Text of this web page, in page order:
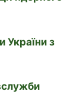
України з